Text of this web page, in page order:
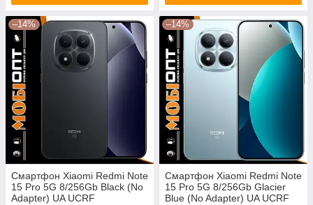
–14%
Смартфон Xiaomi Redmi Note
15 Pro 5G 8/256Gb Black (No
Adapter) UA UCRF
–14%
Смартфон Xiaomi Redmi Note
15 Pro 5G 8/256Gb Glacier
Blue (No Adapter) UA UCRF